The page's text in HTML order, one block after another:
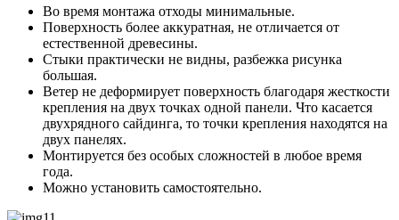
Во время монтажа отходы минимальные.
Поверхность более аккуратная, не отличается от
естественной древесины.
Стыки практически не видны, разбежка рисунка
большая.
Ветер не деформирует поверхность благодаря жесткости
крепления на двух точках одной панели. Что касается
двухрядного сайдинга, то точки крепления находятся на
двух панелях.
Монтируется без особых сложностей в любое время
года.
Можно установить самостоятельно.